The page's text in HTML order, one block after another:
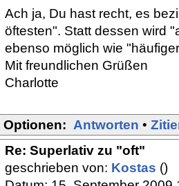
Ach ja, Du hast recht, es
öftesten". Statt dessen wird
ebenso möglich wie
Mit freundlichen Grüßen
Charlotte
Optionen: Antworten •
Re: Superlativ zu "oft"
geschrieben von: Kostas ()